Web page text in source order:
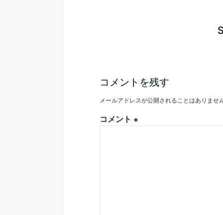
コメントを残す
メールアドレスが公開されることはありませ
コメント ※